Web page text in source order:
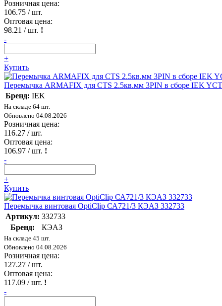
Розничная цена:
106.75 / шт.
Оптовая цена:
98.21 / шт. !
-
+
Купить
Перемычка ARMAFIX для CTS 2.5кв.мм 3PIN в сборе IEK
Бренд: IEK
На складе 64 шт.
Обновлено 04.08.2026
Розничная цена:
116.27 / шт.
Оптовая цена:
106.97 / шт. !
-
+
Купить
Перемычка винтовая OptiClip СА721/3 КЭАЗ 332733
Артикул: 332733
Бренд:
КЭАЗ
На складе 45 шт.
Обновлено 04.08.2026
Розничная цена:
127.27 / шт.
Оптовая цена:
117.09 / шт. !
-